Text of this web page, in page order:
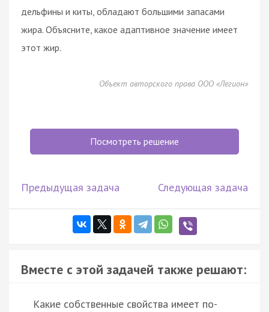
дельфины и киты, обладают большими запасами
жира. Объясните, какое адаптивное значение имеет
этот жир.
Объект авторского права ООО «Легион»
Посмотреть решение
Предыдущая задача Следующая задача
Вместе с этой задачей также решают:
Какие собственные свойства имеет по-